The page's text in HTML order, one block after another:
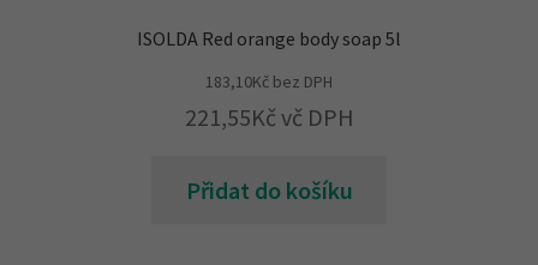
ISOLDA Red orange body soap 5l
183,10Kč bez DPH
221,55Kč vč DPH
Přidat do košíku